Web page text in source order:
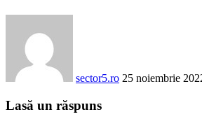
sector5.ro 25 noiembrie
Lasă un răspuns